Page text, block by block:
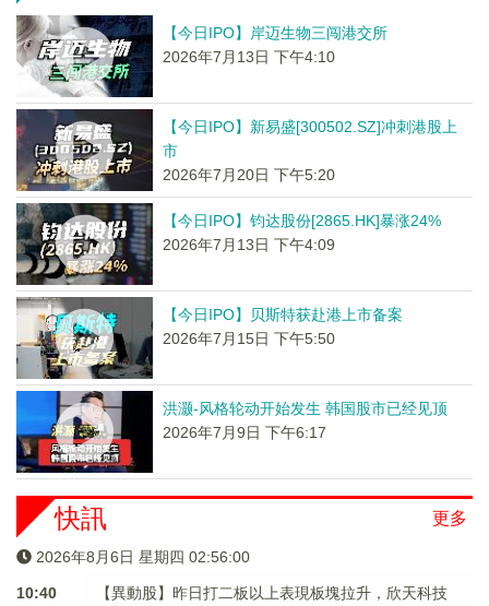
【今日IPO】岸迈生物三闯港交所
2026年7月13日 下午4:10
【今日IPO】新易盛[300502.SZ]冲刺港股上
市
2026年7月20日 下午5:20
【今日IPO】钧达股份[2865.HK]暴涨24%
2026年7月13日 下午4:09
【今日IPO】贝斯特获赴港上市备案
2026年7月15日 下午5:50
洪灏-风格轮动开始发生 韩国股市已经见顶
2026年7月9日 下午6:17
更多
快訊
2026年8月6日 星期四 02:56:01
10:40
【異動股】昨日打二板以上表現板塊拉升，欣天科技